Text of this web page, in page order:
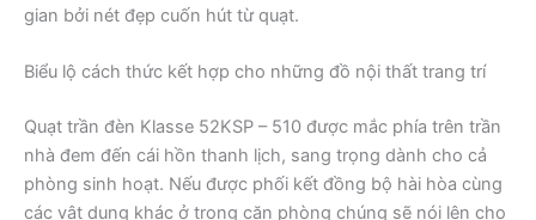
gian bởi nét đẹp cuốn hút từ quạt.
Biểu lộ cách thức kết hợp cho những đồ nội thất trang trí
Quạt trần đèn Klasse 52KSP – 510 được mắc phía trên trần
nhà đem đến cái hồn thanh lịch, sang trọng dành cho cả
phòng sinh hoạt. Nếu được phối kết đồng bộ hài hòa cùng
các vật dụng khác ở trong căn phòng chúng sẽ nói lên cho